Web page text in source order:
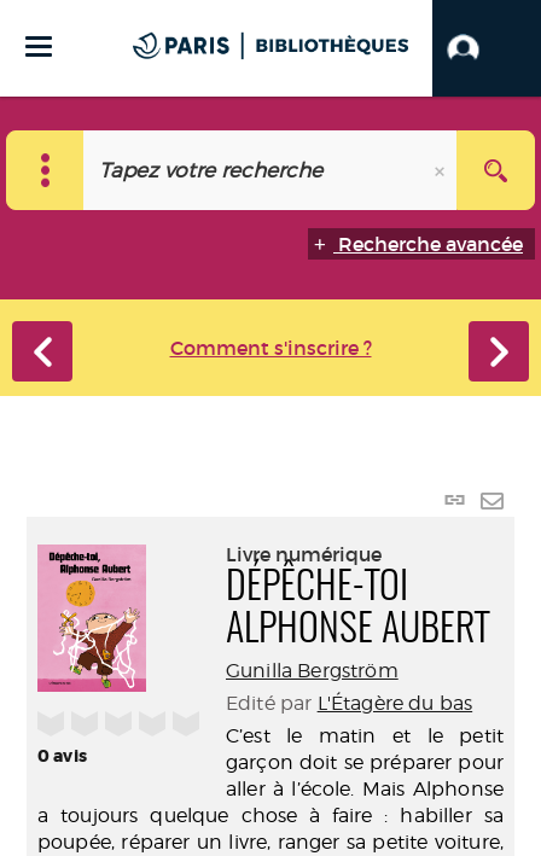
Recherche avancée
Comment s'inscrire ?
Lien
0avis
Livre numérique
DÉPÊCHE-TOI
ALPHONSE AUBERT
Gunilla Bergström
Edité par L'Étagère du bas
C’est le matin et le petit
garçon doit se préparer pour
aller à l’école. Mais Alphonse
a toujours quelque chose à faire : habiller sa
poupée, réparer un livre, ranger sa petite voiture,